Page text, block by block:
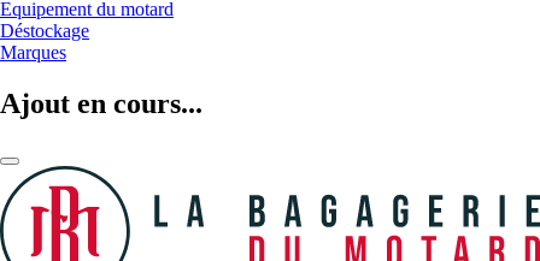
Equipement du motard
Déstockage
Marques
Ajout en cours...